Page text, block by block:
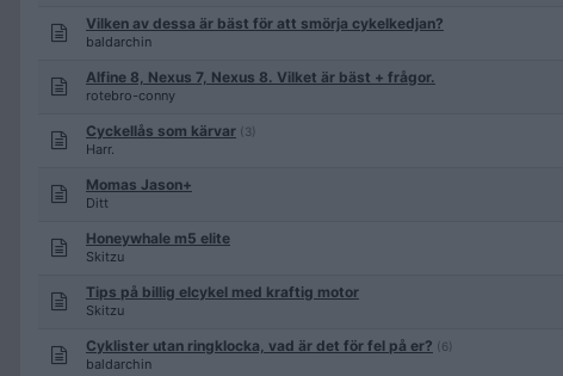
Vilken av dessa är bäst för att smörja cykelkedjan?
baldarchin
Alfine 8, Nexus 7, Nexus 8. Vilket är bäst + frågor.
rotebro-conny
Cyckellås som kärvar (3)
Harr.
Momas Jason+
Ditt
Honeywhale m5 elite
Skitzu
Tips på billig elcykel med kraftig motor
Skitzu
Cyklister utan ringklocka, vad är det för fel på er? (6)
baldarchin